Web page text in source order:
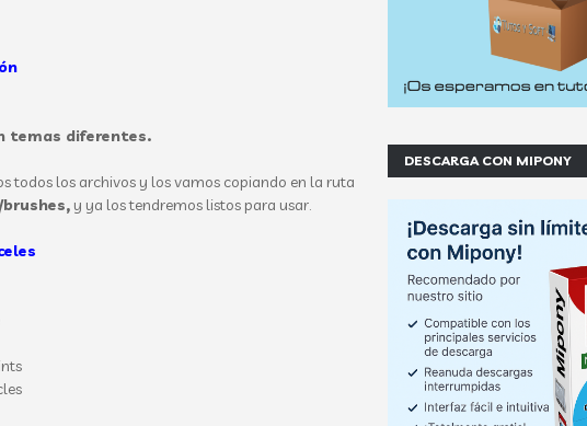
temas diferentes.
todos los archivos y los vamos copiando en la ruta
y ya los tendremos listos para usar.
DESCARGA CON MIPONY